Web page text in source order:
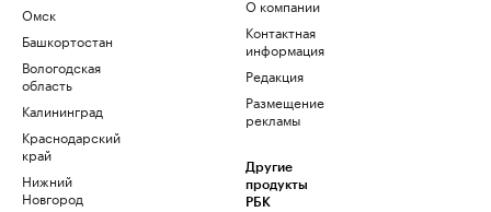
Омск
Башкортостан
Вологодская
область
Калининград
Краснодарский
край
Нижний
Новгород
О компании
Контактная
информация
Редакция
Размещение
рекламы
Другие
продукты
РБК